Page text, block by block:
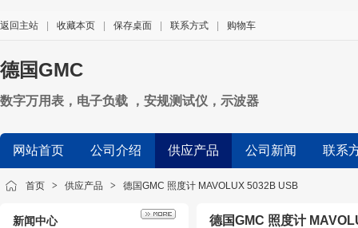
返回主站 收藏本页 保存桌面 联系方式 购物车
德国GMC
数字万用表，电子负载 ，安规测试仪，示波器
网站首页 公司介绍 供应产品 公司新闻 联系
首页 > 供应产品 > 德国GMC 照度计 MAVOLUX 5032B USB
新闻中心 德国GMC 照度计